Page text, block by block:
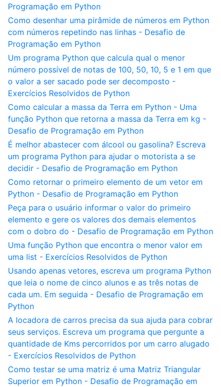
Programação em Python
Como desenhar uma pirâmide de números em Python
com números repetindo nas linhas - Desafio de
Programação em Python
Um programa Python que calcula qual o menor
número possível de notas de 100, 50, 10, 5 e 1 em que
o valor a ser sacado pode ser decomposto -
Exercícios Resolvidos de Python
Como calcular a massa da Terra em Python - Uma
função Python que retorna a massa da Terra em kg -
Desafio de Programação em Python
É melhor abastecer com álcool ou gasolina? Escreva
um programa Python para ajudar o motorista a se
decidir - Desafio de Programação em Python
Como retornar o primeiro elemento de um vetor em
Python - Desafio de Programação em Python
Peça para o usuário informar o valor do primeiro
elemento e gere os valores dos demais elementos
com o dobro do - Desafio de Programação em Python
Uma função Python que encontra o menor valor em
uma list - Exercícios Resolvidos de Python
Usando apenas vetores, escreva um programa Python
que leia o nome de cinco alunos e as três notas de
cada um. Em seguida - Desafio de Programação em
Python
A locadora de carros precisa da sua ajuda para cobrar
seus serviços. Escreva um programa que pergunte a
quantidade de Kms percorridos por um carro alugado
- Exercícios Resolvidos de Python
Como testar se uma matriz é uma Matriz Triangular
Superior em Python - Desafio de Programação em